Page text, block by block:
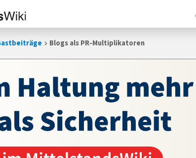
Blogs als PR-Multiplikatoren